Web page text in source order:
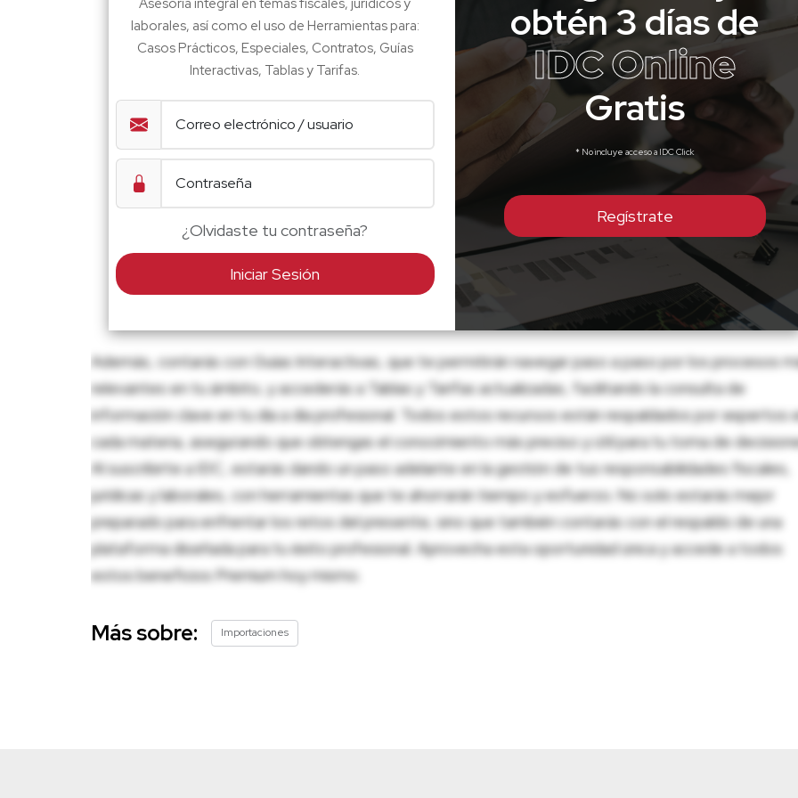
Asesoría integral en temas fiscales, jurídicos y
laborales, así como el uso de Herramientas para:
Casos Prácticos, Especiales, Contratos, Guías
Interactivas, Tablas y Tarifas.
¿Olvidaste tu contraseña?
Iniciar Sesión
obtén 3 días de
IDC Online
Gratis
* No incluye acceso a IDC Click
Regístrate
Además, contarás con Guías Interactivas, que te permitirán navegar paso a paso por los procesos
relevantes en tu ámbito, y accederás a Tablas y Tarifas actualizadas, facilitando la consulta de
información clave en tu día a día profesional. Todos estos recursos están respaldados por expertos
cada materia, asegurando que obtengas el conocimiento más preciso y útil para tu toma de
Al suscribirte a IDC, estarás dando un paso adelante en la gestión de tus responsabilidades fiscales,
jurídicas y laborales, con herramientas que te ahorrarán tiempo y esfuerzo. No solo estarás mejor
preparado para enfrentar los retos del presente, sino que también contarás con el respaldo de una
plataforma diseñada para tu éxito profesional. Aprovecha esta oportunidad única y accede a todos
estos beneficios Premium hoy mismo.
Más sobre: Importaciones